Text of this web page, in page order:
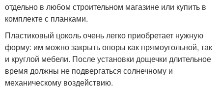
отдельно в любом строительном магазине или купить в
комплекте с планками.
Пластиковый цоколь очень легко приобретает нужную
форму: им можно закрыть опоры как прямоугольной, так
и круглой мебели. После установки дощечки длительное
время должны не подвергаться солнечному и
механическому воздействию.